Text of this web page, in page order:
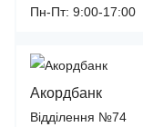
Пн-Пт: 9:00-17:00
Акордбанк
Відділення №74